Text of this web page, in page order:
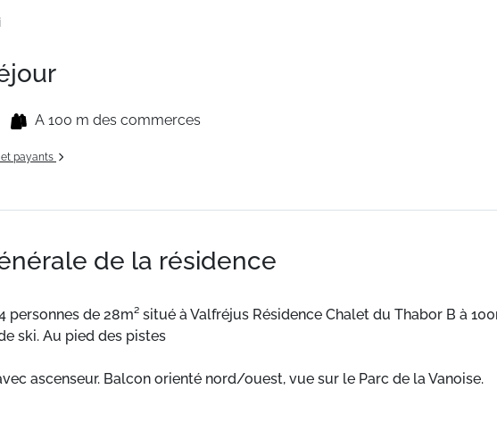
A 100 m des commerces
payants
de la résidence
personnes de 28m² situé à Valfréjus Résidence Chalet du Thabor B à
ski. Au pied des pistes
ascenseur. Balcon orienté nord/ouest, vue sur le Parc de la Vanoise.